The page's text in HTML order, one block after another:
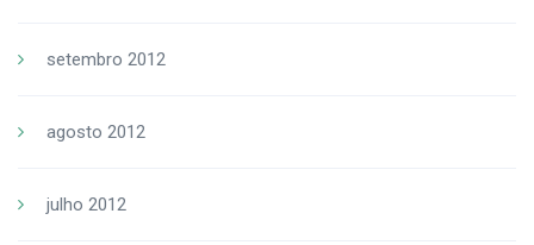
setembro 2012
agosto 2012
julho 2012